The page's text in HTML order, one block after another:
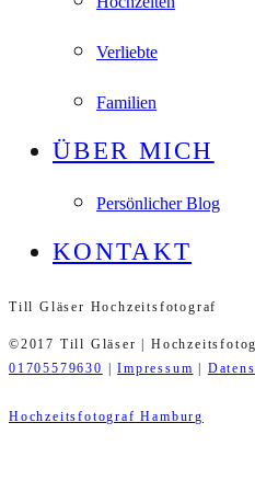
Verliebte
Familien
ÜBER MICH
Persönlicher Blog
KONTAKT
Till Gläser Hochzeitsfotograf
©2017 Till Gläser |
01705579630
|Impressum
Hochzeitsfotograf Hamburg